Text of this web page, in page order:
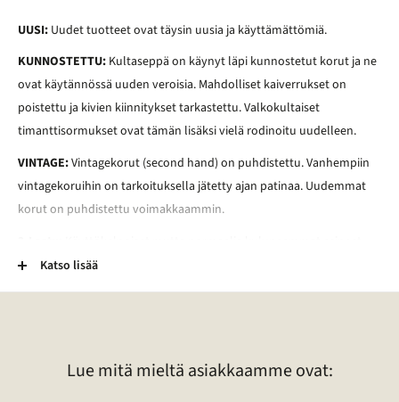
UUSI: Uudet tuotteet ovat täysin uusia ja käyttämättömiä.
KUNNOSTETTU: Kultaseppä on käynyt läpi kunnostetut korut ja ne
ovat käytännössä uuden veroisia. Mahdolliset kaiverrukset on
poistettu ja kivien kiinnitykset tarkastettu. Valkokultaiset
timanttisormukset ovat tämän lisäksi vielä rodinoitu uudelleen.
VINTAGE:Vintagekorut (second hand) on puhdistettu. Vanhempiin
vintagekoruihin on tarkoituksella jätetty ajan patinaa. Uudemmat
korut on puhdistettu voimakkaammin.
Esineessä voi esimerkiksi olla kaiverrus, vääntymä, painauma tai
tummentuma. Pronssikoruissa voi esimerkiksi olla kulunut
Katso lisää
Lue mitä mieltä asiakkaamme ovat: